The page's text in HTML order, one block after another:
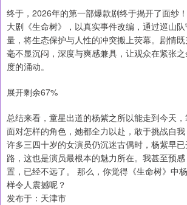
终于，2026年的第一部爆款剧终于揭开了面纱
大剧《生命树》，以真实事件改编，通过巡山
量，将生态保护与人性的冲突搬上荧幕。剧情
毫不显沉闷，深度与爽感兼具，让观众在紧张
度的涌动。
展开剩余67%
总结来看，童星出道的杨紫之所以能走到今天
面对怎样的角色，她都全力以赴，敢于挑战自
许多三四十岁的女演员仍沉迷古偶时，杨紫早
路，这也是演员最根本的魅力所在。我甚至预
置，已经不远了。 那么，你觉得《生命树》中
样令人震撼呢？
发布于：天津市